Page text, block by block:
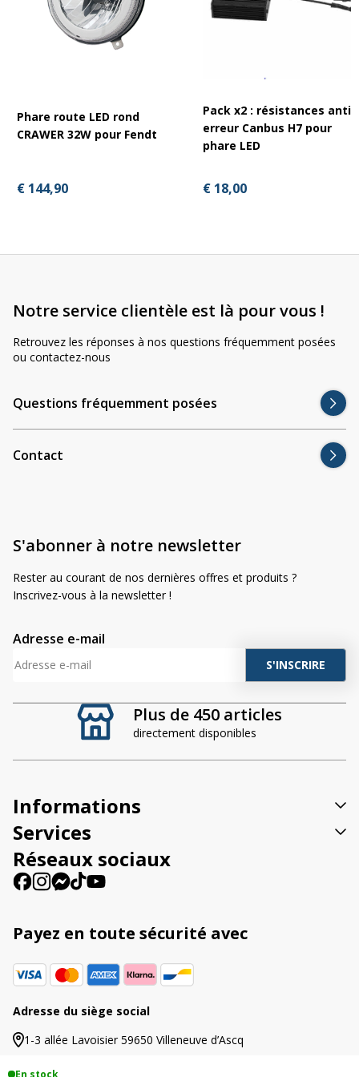
tracteurs/modèles suivants :
Fendt série 800 SCR
Claas Celtis, Nectis, Elios, Axos, Atos, Arion et Axion
Séries Fendt 800 SCR et 900 SCR
Ces phares LED Hyperios sont également disponibles en
En stock
Phare route LED rond
CRAWER 32W pour Fendt
€ 144,90
Pack x2 : résistances anti-
erreur Canbus H7 pour
phare LED
€ 18,00
Plus de 450 articles
directement disponibles
Notre service clientèle est là pour vous !
Retrouvez les réponses à nos questions fréquemment posées
ou contactez-nous
Questions fréquemment posées
Contact
S'abonner à notre newsletter
Rester au courant de nos dernières offres et produits ?
Inscrivez-vous à la newsletter !
Adresse e-mail
A
t
i
e
:
Informations
Services
Réseaux sociaux
Payez en toute sécurité avec
Adresse du siège social
1-3 allée Lavoisier 59650 Villeneuve d’Ascq